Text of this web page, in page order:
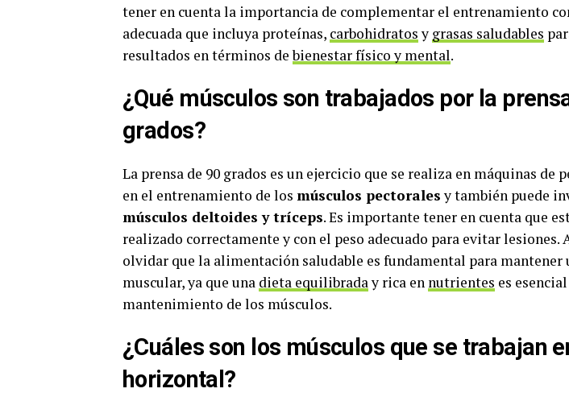
tener en cuenta la importancia de complementar el entrenamiento
adecuada que incluya proteínas, carbohidratosy grasas saludables
resultados en términos debienestar físico y mental.
¿Qué músculos son trabajados por la
grados?
La prensa de 90 grados es un ejercicio que se realiza en máquinas de
en el entrenamiento de los músculos pectoralesy también puede
músculos deltoides y tríceps. Es importante tener en cuenta que
realizado correctamente y con el peso adecuado para evitar lesiones.
olvidar que la alimentación saludable es fundamental para mantener
muscular, ya que una dieta equilibraday rica en nutrientes es
mantenimiento de los músculos.
¿Cuáles son los músculos que se trabajan
horizontal?